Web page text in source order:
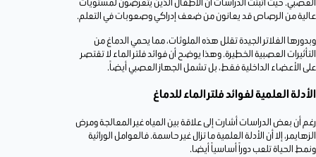
عالية من الرصاص قد يعانون من ضعف إدراكي وصعوبات في التعلم.
وبدورها الفلاتر الجيدة تقلل هذه الملوثات، مما يحمي الدماغ من
التأثيرات العصبية الخطيرة. وهذا يوضح أن فوائد فلتر الماء لا تقتصر
على الأعضاء الداخلية فقط، بل تشمل الجهاز العصبي أيضاً.
الأدلة العلمية لفوائد فلتر الماء للدماغ
رغم أن بعض الدراسات أشارت إلى علاقة بين المياه غير المعالجة ومرض
الزهايمر، إلا أن الأدلة العلمية ما تزال غير حاسمة. فالعوامل الوراثية
ونمط الحياة تلعب دوراً أساسياً أيضا.